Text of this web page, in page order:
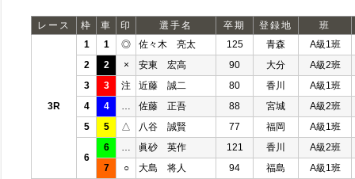
レース 枠 車 印 選手名 卒期 登録地 班
3R
1 1 ◎ 佐々木 亮太 125 青森
A級1班
2
2 × 安東 宏高 90 大分
A級2班
3
3 注 近藤 誠二 80 香川
A級1班
4
4 佐藤 正吾 88 宮城
A級2班
5
5 △ 八谷 誠賢 77 福岡 A級1班
6
6 眞砂 英作 121 香川
A級2班
7
○ 大島 将人 94 福島 A級1班